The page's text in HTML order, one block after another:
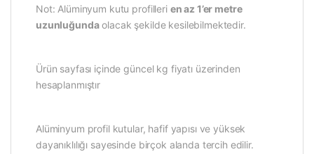
Not: Alüminyum kutu profilleri en az 1’er metre
uzunluğundaolacak şekilde kesilebilmektedir.
Ürün sayfası içinde güncel kg fiyatı üzerinden
hesaplanmıştır
Alüminyum profil kutular, hafif yapısı ve yüksek
dayanıklılığı sayesinde birçok alanda tercih edilir.